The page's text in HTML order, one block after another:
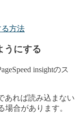
る方法
うにする
insightのス
あれば読み込まない
場合があります。